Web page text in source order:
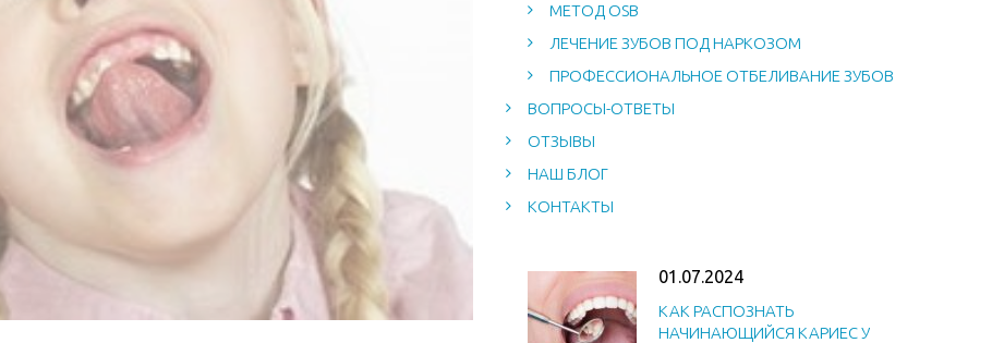
МЕТОД OSB
ЛЕЧЕНИЕ ЗУБОВ ПОД НАРКОЗОМ
ПРОФЕССИОНАЛЬНОЕ ОТБЕЛИВАНИЕ ЗУБОВ
ВОПРОСЫ-ОТВЕТЫ
ОТЗЫВЫ
НАШ БЛОГ
КОНТАКТЫ
01.07.2024
КАК РАСПОЗНАТЬ
НАЧИНАЮЩИЙСЯ КАРИЕС У